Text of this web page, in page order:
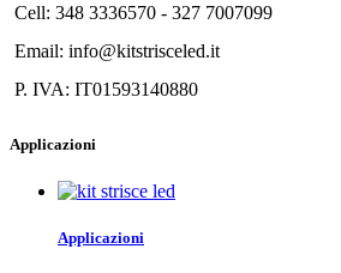
Cell: 348 3336570 - 327 7007099
Email: info@kitstrisceled.it
P. IVA: IT01593140880
Applicazioni
Applicazioni